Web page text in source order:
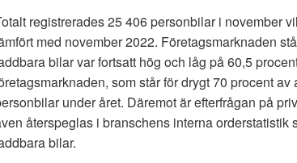
registrerades 25 406 personbilar i november
med november 2022. Företagsmarknaden
bilar var fortsatt hög och låg på 60,5
som står för drygt 70 procent
under året. Däremot är efterfrågan på
återspeglas i branschens interna orderstatistik
bilar.